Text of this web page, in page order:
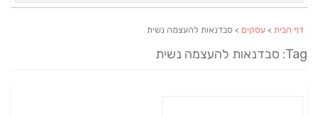
דף הבית > עסקים > סבדנאות להעצמה נשית
Tag: סבדנאות להעצמה נשית